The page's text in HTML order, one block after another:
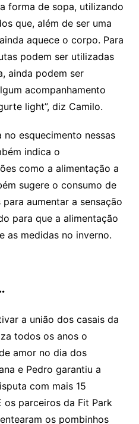
forma de sopa, utilizando
que, além de ser uma
aquece o corpo. Para
podem ser utilizadas
ainda podem ser
acompanhamento
light”, diz Camilo.
esquecimento nessas
indica o
como a alimentação a
sugere o consumo de
aumentar a sensação
para que a alimentação
as medidas no inverno.
a união dos casais da
todos os anos o
amor no dia dos
e Pedro garantiu a
com mais 15
os parceiros da Fit Park
os pombinhos